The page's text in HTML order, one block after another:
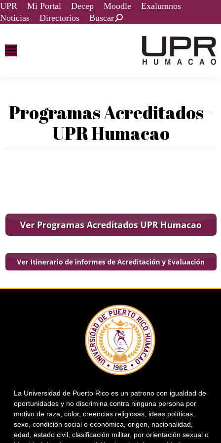
UPR Mi Portal Decep Moodle
Exalumnos
Noticias
Directorios Buscar
Programas Acreditados -
UPR Humacao
La Universidad de Puerto Rico es un patrono con igualdad de
oportunidades y no discrimina contra ninguna persona por
motivo de raza, color, creencias religiosas, ideas políticas,
sexo, condición social o económica, origen, nacionalidad,
edad, estado civil, clasificación militar, por orientación sexual o